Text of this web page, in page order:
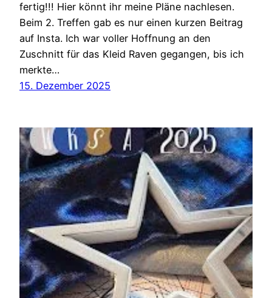
fertig!!! Hier könnt ihr meine Pläne nachlesen.
Beim 2. Treffen gab es nur einen kurzen Beitrag
auf Insta. Ich war voller Hoffnung an den
Zuschnitt für das Kleid Raven gegangen, bis ich
merkte…
15. Dezember 2025